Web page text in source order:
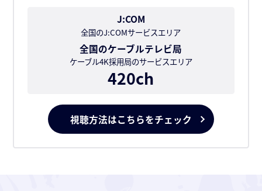
J:COM
全国のJ:COMサービスエリア
全国のケーブルテレビ局
ケーブル4K採用局のサービスエリア
420ch
視聴方法はこちらをチェック